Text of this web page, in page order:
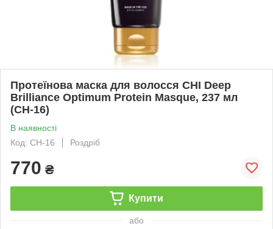
Протеїнова маска для волосся CHI Deep
Brilliance Optimum Protein Masque, 237 мл
(CH-16)
В наявності
Код: CH-16
Роздріб
770 ₴
Купити
або